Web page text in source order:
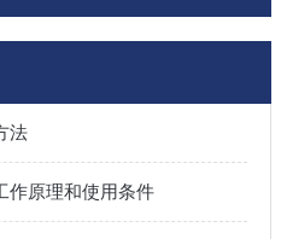
法
作原理和使用条件